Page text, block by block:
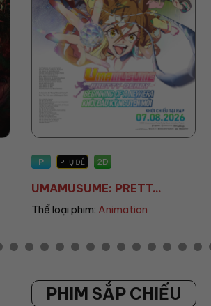
P PHỤ ĐỀ/LỒNG TIẾNG
THE LAND OF SOME...
Thể loại phim: Animation
PHIM SẮP CHIẾU